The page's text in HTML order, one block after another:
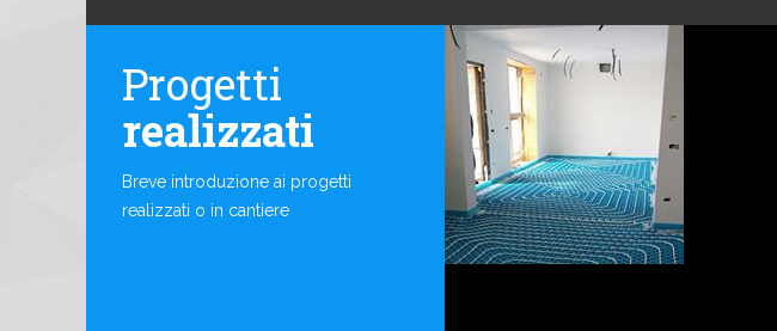
Progetti
realizzati
Breve introduzione ai progetti
realizzati o in cantiere